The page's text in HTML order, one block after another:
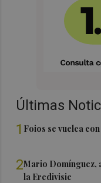
Últimas
1 Foios se vuelca
2Mario Domínguez,
la Eredivisie